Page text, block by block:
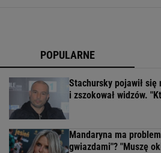
POPULARNE
Stachursky pojawił się
i zszokował widzów.
Mandaryna ma
gwiazdami"? "Muszę